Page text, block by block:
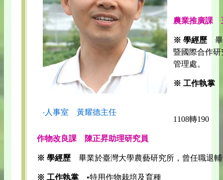
‧人事室 黃耀德主任
農業推廣課
※ 學經歷 畢
暨國際合作
管理處。
※ 工作執掌
1108轉190
作物改良課 陳正昇助理研究員
※ 學經歷 畢業於臺灣大學農藝研究所，曾任職退
※ 工作執掌 •特用作物栽培及育種